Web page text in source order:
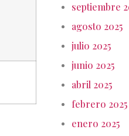
septiembre
agosto 2025
julio 2025
junio 2025
abril 2025
febrero 2025
enero 2025